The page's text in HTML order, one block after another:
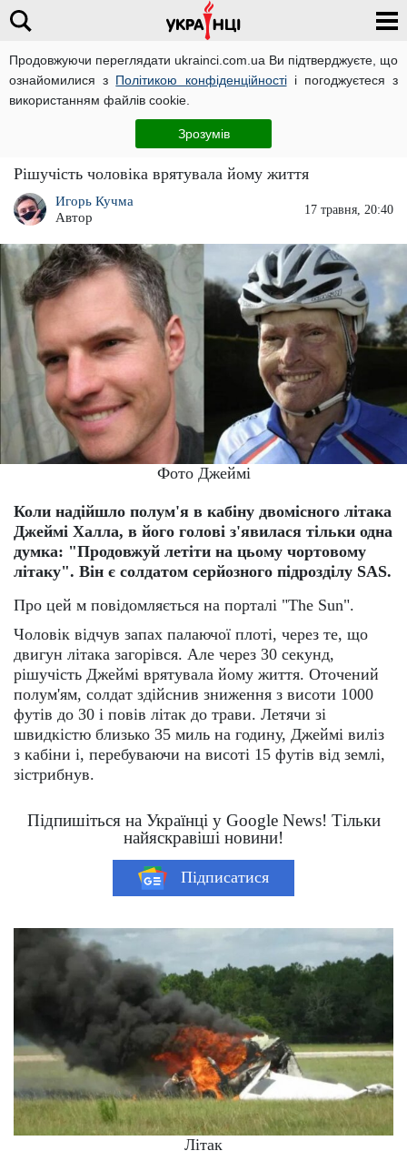
Продовжуючи переглядати ukrainci.com.ua Ви підтверджуєте, що
ознайомилися з Політикою конфіденційностіі погоджуєтеся з
використанням файлів cookie.
Зрозумів
Чоловік показав, як виглядає після того, як
горів у літаку і переніс 63 операції
Рішучість чоловіка врятувала йому життя
Игорь Кучма
Автор
17 травня, 20:40
Фото Джеймі
Коли надійшло полум'я в кабіну двомісного літака
Джеймі Халла, в його голові з'явилася тільки одна
думка: "Продовжуй летіти на цьому чортовому
літаку". Він є солдатом серйозного підрозділу SAS.
Про цей м повідомляється на порталі "The Sun".
Чоловік відчув запах палаючої плоті, через те, що
двигун літака загорівся. Але через 30 секунд,
рішучість Джеймі врятувала йому життя. Оточений
полум'ям, солдат здійснив зниження з висоти 1000
футів до 30 і повів літак до трави. Летячи зі
швидкістю близько 35 миль на годину, Джеймі виліз
з кабіни і, перебуваючи на висоті 15 футів від землі,
зістрибнув.
Підпишіться на Українці у Google News! Тільки
найяскравіші новини!
Підписатися
Літак